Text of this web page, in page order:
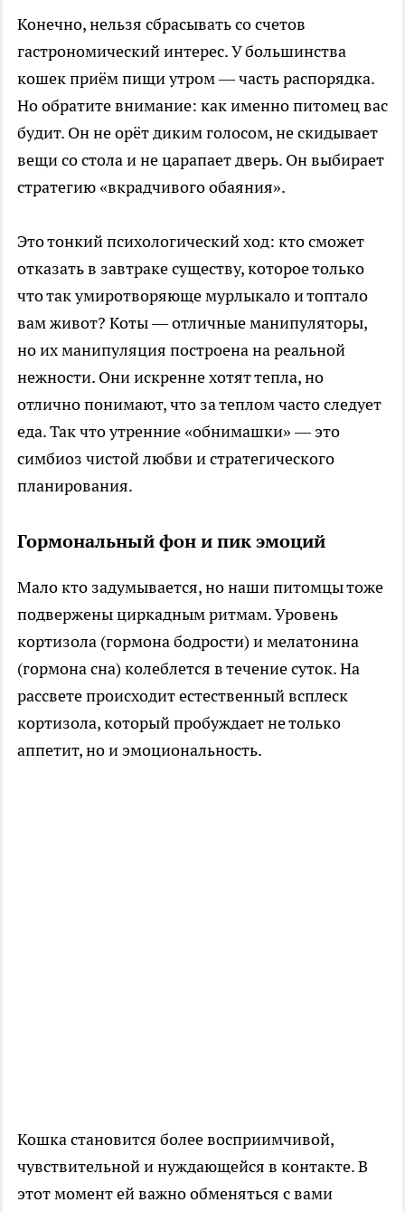
Конечно, нельзя сбрасывать со счетов
гастрономический интерес. У большинства
кошек приём пищи утром — часть распорядка.
Но обратите внимание: как именно питомец вас
будит. Он не орёт диким голосом, не скидывает
вещи со стола и не царапает дверь. Он выбирает
стратегию «вкрадчивого обаяния».
Это тонкий психологический ход: кто сможет
отказать в завтраке существу, которое только
что так умиротворяюще мурлыкало и топтало
вам живот? Коты — отличные манипуляторы,
но их манипуляция построена на реальной
нежности. Они искренне хотят тепла, но
отлично понимают, что за теплом часто следует
еда. Так что утренние «обнимашки» — это
симбиоз чистой любви и стратегического
планирования.
Гормональный фон и пик эмоций
Мало кто задумывается, но наши питомцы тоже
подвержены циркадным ритмам. Уровень
кортизола (гормона бодрости) и мелатонина
(гормона сна) колеблется в течение суток. На
рассвете происходит естественный всплеск
кортизола, который пробуждает не только
аппетит, но и эмоциональность.
Кошка становится более восприимчивой,
чувствительной и нуждающейся в контакте. В
этот момент ей важно обменяться с вами